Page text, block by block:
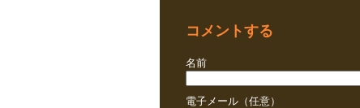
コメントする
名前
電子メール（任意）